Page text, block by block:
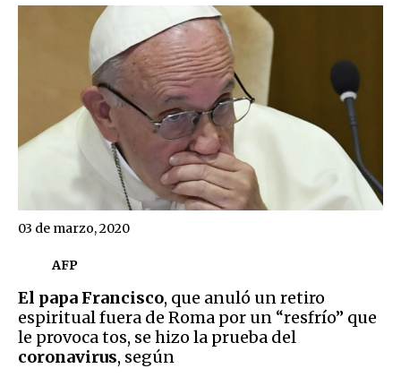
AFP
03 de marzo, 2020
El papa Francisco, que anuló un retiro
espiritual fuera de Roma por un “resfrío” que
le provoca tos, se hizo la prueba del
coronavirus, según